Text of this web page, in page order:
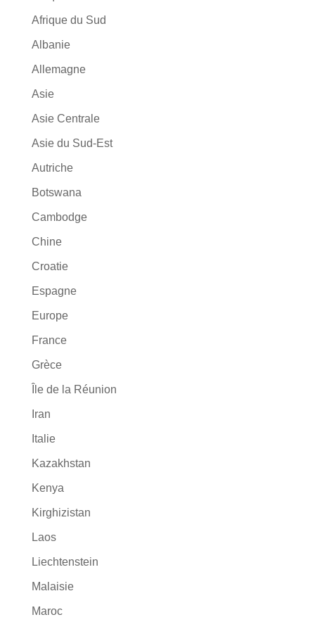
Afrique du Sud
Albanie
Allemagne
Asie
Asie Centrale
Asie du Sud-Est
Autriche
Botswana
Cambodge
Chine
Croatie
Espagne
Europe
France
Grèce
Île de la Réunion
Iran
Italie
Kazakhstan
Kenya
Kirghizistan
Laos
Liechtenstein
Malaisie
Maroc